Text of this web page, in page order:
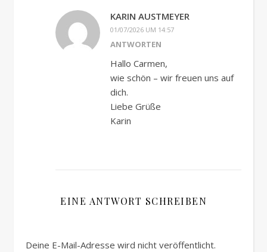
KARIN AUSTMEYER
01/07/2026 UM 14:57
ANTWORTEN
Hallo Carmen,
wie schön – wir freuen uns auf
dich.
Liebe Grüße
Karin
EINE ANTWORT SCHREIBEN
Deine E-Mail-Adresse wird nicht veröffentlicht.